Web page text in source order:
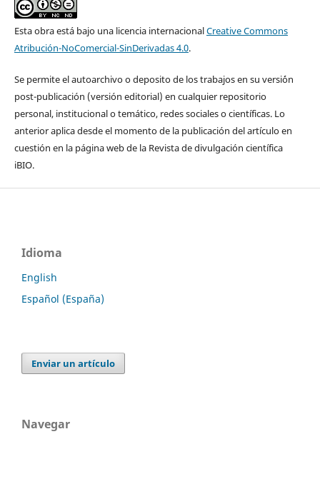
Esta obra está bajo una licencia internacionalCreative Commons
Atribución-NoComercial-SinDerivadas 4.0.
Se permite el autoarchivo o deposito de los trabajos en su versi´ón
post-publicación (versión editorial) en cualquier repositorio
personal, institucional o temático, redes sociales o científicas. Lo
anterior aplica desde el momento de la publicación del artículo en
cuestión en la página web de la Revista de divulgación científica
iBIO.
Idioma
English
Español (España)
Enviar un artículo
Navegar